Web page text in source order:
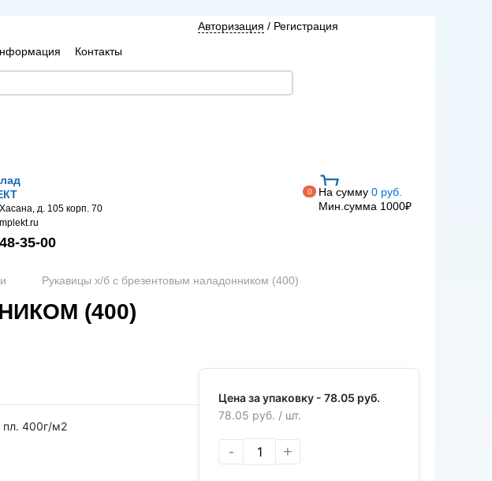
Контакты
Авторизация / Регистрация
д. 105 корп. 70
35-00
0 На сумму 0 руб.
Мин.сумма 1000₽
Рукавицы х/б с брезентовым наладонником (400)
(400)
пл. 400г/м2
Цена за упаковку - 78.05 руб.
78.05 руб. / шт.
- +